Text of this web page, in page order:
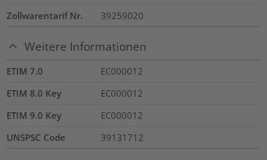
Zollwarentarif Nr. 39259020
Weitere Informationen
ETIM 7.0
EC000012
ETIM 8.0 Key
EC000012
ETIM 9.0 Key
EC000012
UNSPSC Code
39131712